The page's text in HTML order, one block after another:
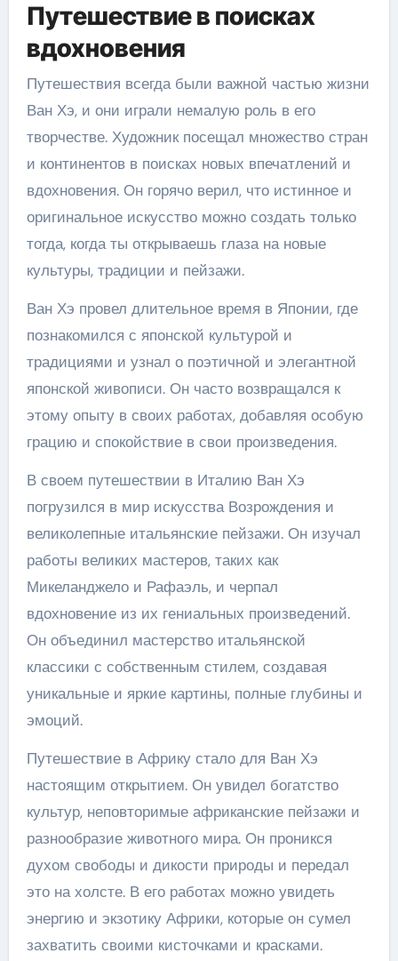
Путешествие в поисках
вдохновения
Путешествия всегда были важной частью жизни
Ван Хэ, и они играли немалую роль в его
творчестве. Художник посещал множество стран
и континентов в поисках новых впечатлений и
вдохновения. Он горячо верил, что истинное и
оригинальное искусство можно создать только
тогда, когда ты открываешь глаза на новые
культуры, традиции и пейзажи.
Ван Хэ провел длительное время в Японии, где
познакомился с японской культурой и
традициями и узнал о поэтичной и элегантной
японской живописи. Он часто возвращался к
этому опыту в своих работах, добавляя особую
грацию и спокойствие в свои произведения.
В своем путешествии в Италию Ван Хэ
погрузился в мир искусства Возрождения и
великолепные итальянские пейзажи. Он изучал
работы великих мастеров, таких как
Микеланджело и Рафаэль, и черпал
вдохновение из их гениальных произведений.
Он объединил мастерство итальянской
классики с собственным стилем, создавая
уникальные и яркие картины, полные глубины и
эмоций.
Путешествие в Африку стало для Ван Хэ
настоящим открытием. Он увидел богатство
культур, неповторимые африканские пейзажи и
разнообразие животного мира. Он проникся
духом свободы и дикости природы и передал
это на холсте. В его работах можно увидеть
энергию и экзотику Африки, которые он сумел
захватить своими кисточками и красками.